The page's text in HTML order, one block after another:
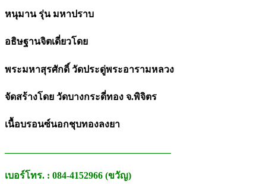
หนุมาน รุ่น มหาปราบ
อธิษฐานจิตเดี่ยวโดย
พระมหาสุรศักดิ์ วัดประดู่พระอารามหลวง
จัดสร้างโดย วัดบางกระดี่ทอง จ.พิจิตร
เนื้อบรอนซ์นอกชุบทองลงยา
เบอร์โทร. : 084-4152966 (ขวัญ)